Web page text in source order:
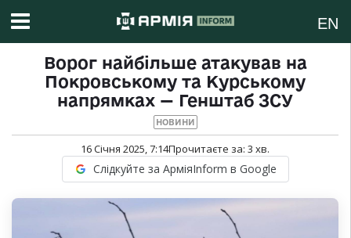
EN
Ворог найбільше атакував на
Покровському та Курському
напрямках — Генштаб ЗСУ
НОВИНИ
16 Січня 2025, 7:14Прочитаєте за: 3 хв.
Слідкуйте за АрміяInform в Google